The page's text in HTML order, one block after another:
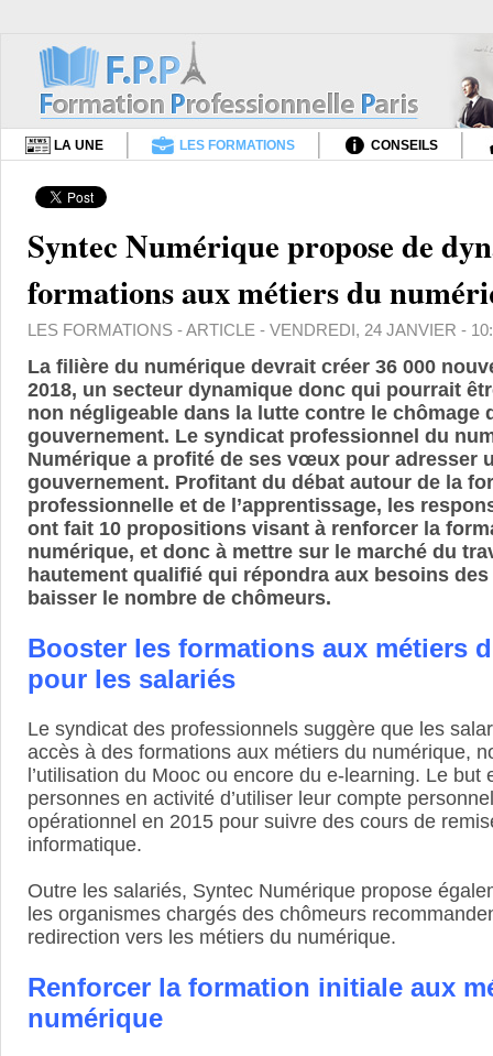
LA UNE LES FORMATIONS CONSEILS
Syntec Numérique propose de
formations aux métiers du
LES FORMATIONS - ARTICLE - VENDREDI, 24 JANVIER -
La filière du numérique devrait créer 36 000
2018, un secteur dynamique donc qui pourrait
non négligeable dans la lutte contre le chômage
gouvernement. Le syndicat professionnel du
Numérique a profité de ses vœux pour adresser
gouvernement. Profitant du débat autour de la
professionnelle et de l’apprentissage, les
ont fait 10 propositions visant à renforcer la
numérique, et donc à mettre sur le marché du
hautement qualifié qui répondra aux besoins
baisser le nombre de chômeurs.
Booster les formations aux métiers
pour les salariés
Le syndicat des professionnels suggère que les
accès à des formations aux métiers du numérique,
l’utilisation du Mooc ou encore du e-learning. Le but
personnes en activité d’utiliser leur compte
opérationnel en 2015 pour suivre des cours de
informatique.
Outre les salariés, Syntec Numérique propose
les organismes chargés des chômeurs
redirection vers les métiers du numérique.
Renforcer la formation initiale aux
numérique